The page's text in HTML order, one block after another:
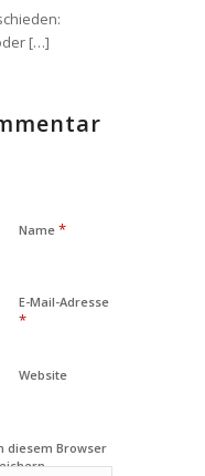
[…]
Name *
E-Mail-Adresse
*
Website
diesem Browser